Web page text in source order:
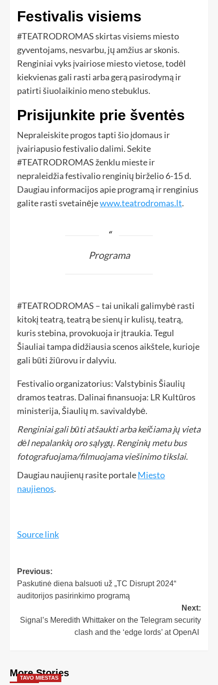
Festivalis visiems
#TEATRODROMAS skirtas visiems miesto
gyventojams, nesvarbu, jų amžius ar skonis.
Renginiai vyks įvairiose miesto vietose, todėl
kiekvienas gali rasti arba gerą pasirodymą ir
patirti šiuolaikinio meno stebuklus.
Prisijunkite prie šventės
Nepraleiskite progos tapti šio įdomaus ir
įvairiapusio festivalio dalimi. Sekite
#TEATRODROMAS ženklu mieste ir
nepraleidžia festivalio renginių birželio 6-15 d.
Daugiau informacijos apie programą ir renginius
galite rasti svetainėjewww.teatrodromas.lt.
Programa
#TEATRODROMAS – tai unikali galimybė rasti
kitokį teatrą, teatrą be sienų ir kulisų, teatrą,
kuris stebina, provokuoja ir įtraukia. Tegul
Šiauliai tampa didžiausia scenos aikštele, kurioje
gali būti žiūrovu ir dalyviu.
Festivalio organizatorius: Valstybinis Šiaulių
dramos teatras. Dalinai finansuoja: LR Kultūros
ministerija, Šiaulių m. savivaldybė.
Renginiai gali būti atšaukti arba keičiama jų vieta
dėl nepalankių oro sąlygų. Renginių metu bus
fotografuojama/filmuojama viešinimo tikslai.
Daugiau naujienų rasite portaleMiesto
naujienos.
Source link
Previous:
Paskutinė diena balsuoti už „TC Disrupt 2024“
auditorijos pasirinkimo programą
Next:
Signal’s Meredith Whittaker on the Telegram security
clash and the ‘edge lords’ at OpenAI
More Stories
TAVO MIESTAS